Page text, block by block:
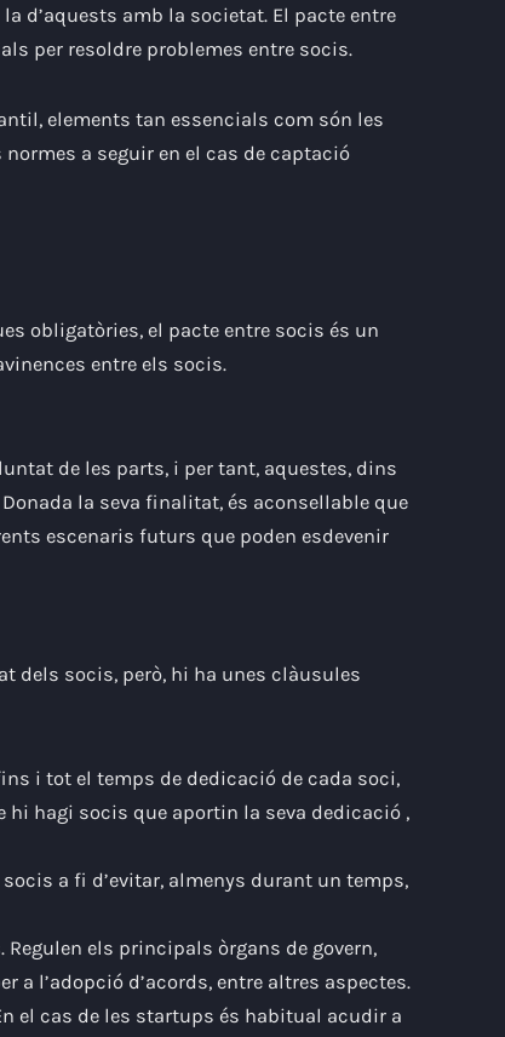
d’aquests amb la societat. El pacte entre
per resoldre problemes entre socis.
elements tan essencials com són les
a seguir en el cas de captació
obligatòries, el pacte entre socis és un
entre els socis.
de les parts, i per tant, aquestes, dins
Donada la seva finalitat, és aconsellable que
escenaris futurs que poden esdevenir
dels socis, però, hi ha unes clàusules
i tot el temps de dedicació de cada soci,
hi hagi socis que aportin la seva dedicació ,
a fi d’evitar, almenys durant un temps,
Regulen els principals òrgans de govern,
a l’adopció d’acords, entre altres aspectes.
el cas de les startups és habitual acudir a